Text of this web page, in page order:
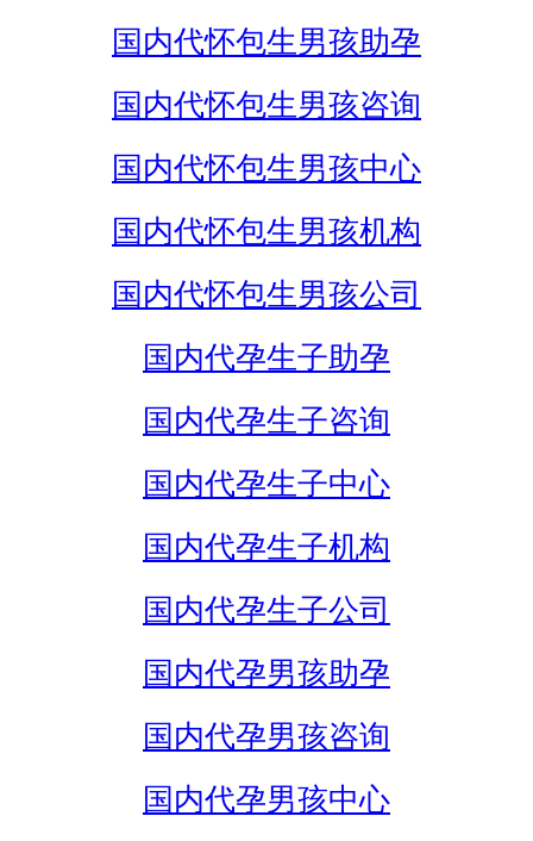
国内代怀包生男孩助孕
国内代怀包生男孩咨询
国内代怀包生男孩中心
国内代怀包生男孩机构
国内代怀包生男孩公司
国内代孕生子助孕
国内代孕生子咨询
国内代孕生子中心
国内代孕生子机构
国内代孕生子公司
国内代孕男孩助孕
国内代孕男孩咨询
国内代孕男孩中心